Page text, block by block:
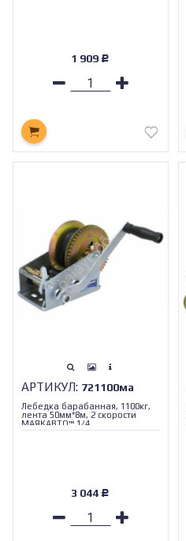
1 909 Р
АРТИКУЛ: 721100ма
Лебедка барабанная, 1100кг,
лента 50мм*8м, 2 скорости
МАЯКАВТО™ 1/4_
3 044 Р